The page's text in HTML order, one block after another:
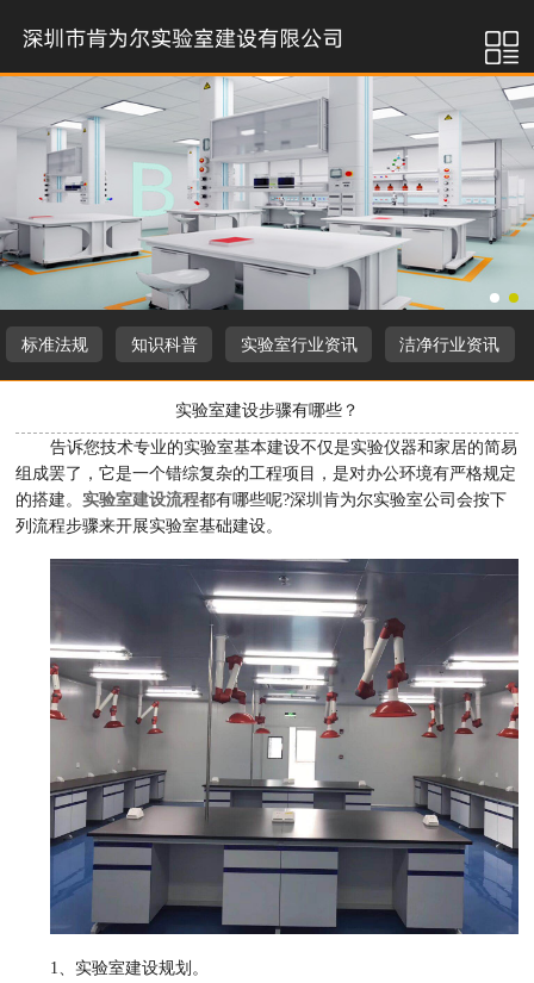
标准法规 知识科普 实验室行业资讯 洁净行业资讯
实验室建设步骤有哪些？
告诉您技术专业的实验室基本建设不仅是实验仪器和家居的简易
组成罢了，它是一个错综复杂的工程项目，是对办公环境有严格规定
的搭建。实验室建设流程都有哪些呢?深圳肯为尔实验室公司会按下
列流程步骤来开展实验室基础建设。
1、实验室建设规划。